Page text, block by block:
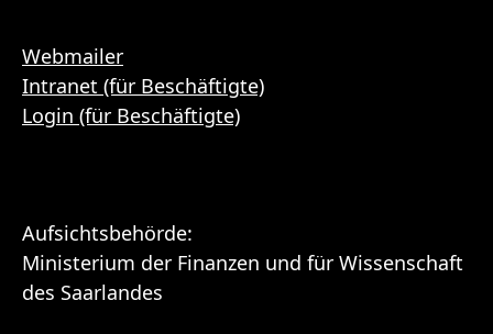
Webmailer
Intranet (für Beschäftigte)
Login (für Beschäftigte)
Aufsichtsbehörde:
Ministerium der Finanzen und für Wissenschaft
des Saarlandes